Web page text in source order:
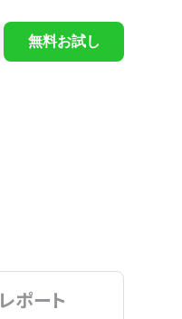
無料お試し
レポート